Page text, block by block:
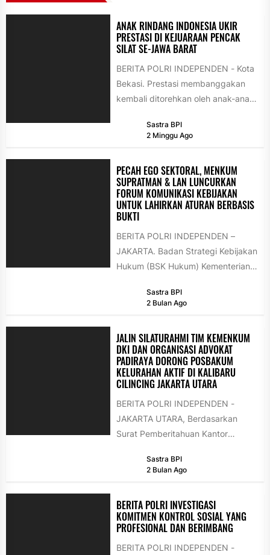
ANAK RINDANG INDONESIA UKIR
PRESTASI DI KEJUARAAN PENCAK
SILAT SE-JAWA BARAT
BERITA POLRI INDEPENDEN - Kota
Bekasi. Prestasi membanggakan
kembali ditorehkan oleh anak-anak
Dalam ajang PEMUDA PRESTASI...
Sastra BPI
2 Minggu Ago
PECAH EGO SEKTORAL, MENKUM
SUPRATMAN & LAN LUNCURKAN
FORUM KOMUNIKASI KEBIJAKAN
UNTUK LAHIRKAN ATURAN BERBASIS
BUKTI
BERITA POLRI INDEPENDEN –
JAKARTA. Badan Strategi Kebijakan
Hukum (BSK Hukum) Kementerian
Administrasi Negara (LAN) resmi
Sastra BPI
2 Bulan Ago
JALIN SILATURAHMI TIM KEMENKUM
DKI DAN ORGANISASI ADVOKAT
PADIRAYA DORONG POSBAKUM
KELURAHAN AKTIF DI KALIBARU
CILINCING JAKARTA UTARA
BERITA POLRI INDEPENDEN -
JAKARTA UTARA, Berdasarkan
Surat Pemberitahuan Kantor
Daerah Khusus Jakarta Nomor
Sastra BPI
2 Bulan Ago
BERITA POLRI INVESTIGASI
KOMITMEN KONTROL SOSIAL YANG
PROFESIONAL DAN BERIMBANG
BERITA POLRI INDEPENDEN -